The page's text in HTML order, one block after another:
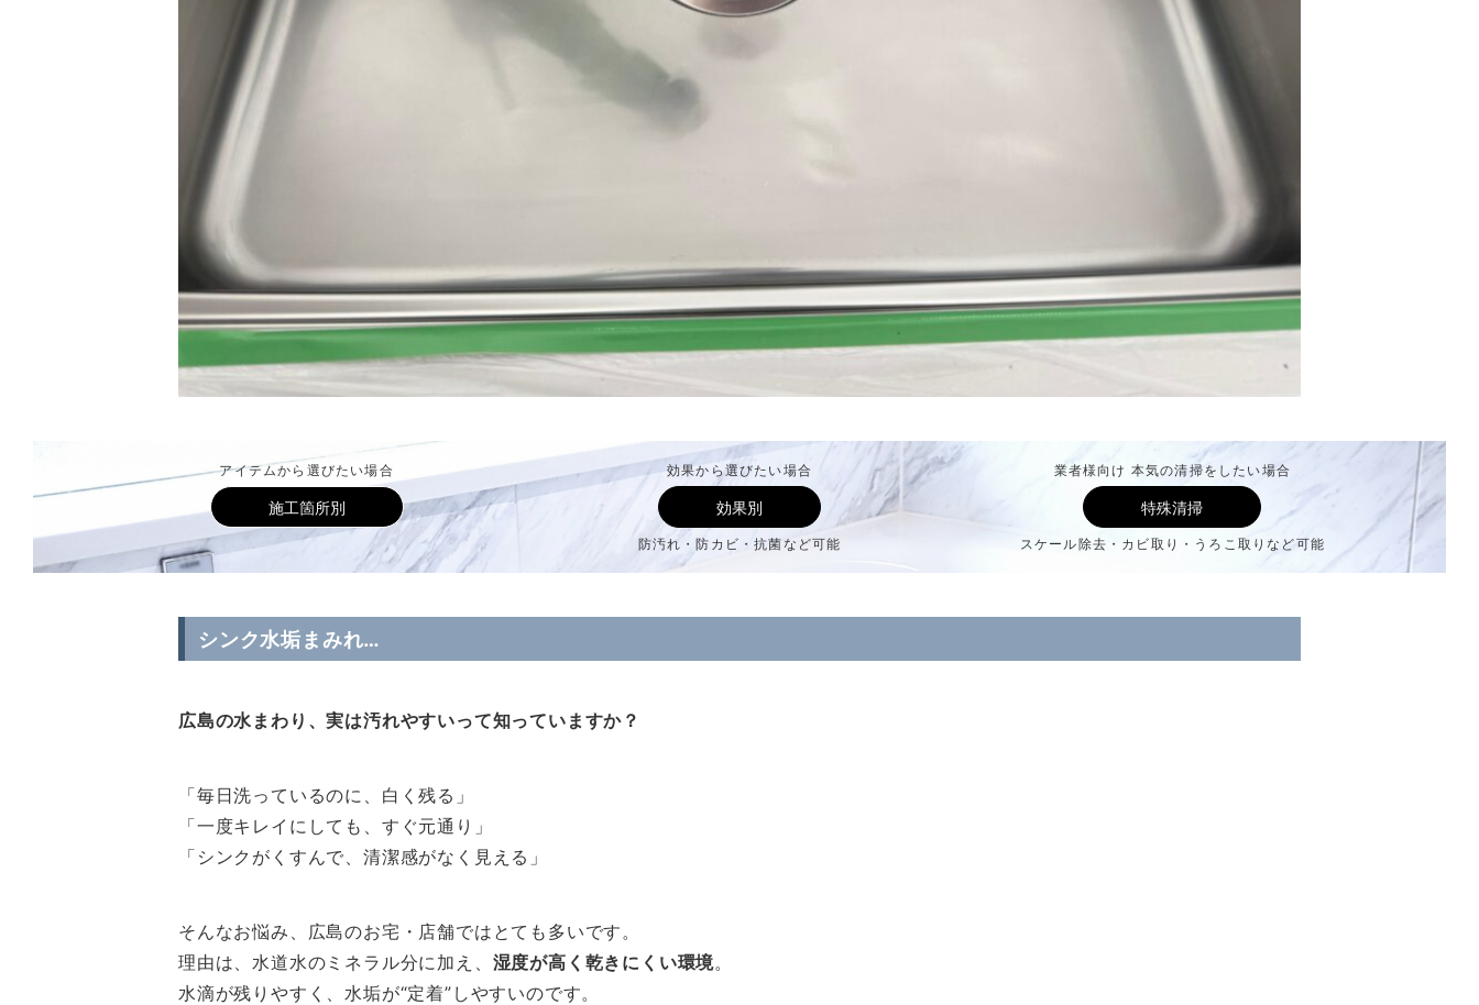
アイテムから選びたい場合
施工箇所別
効果から選びたい場合
効果別
防汚れ・防カビ・抗菌など可能
業者様向け 本気の清掃をしたい場合
特殊清掃
スケール除去・カビ取り・うろこ取りなど可能
シンク水垢まみれ…
広島の水まわり、実は汚れやすいって知っていますか？
「毎日洗っているのに、白く残る」
「一度キレイにしても、すぐ元通り」
「シンクがくすんで、清潔感がなく見える」
そんなお悩み、広島のお宅・店舗ではとても多いです。
理由は、水道水のミネラル分に加え、 湿度が高く乾きにくい環境。
水滴が残りやすく、水垢が“定着”しやすいのです。